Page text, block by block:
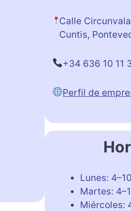
Calle
Cuntis,
+34 636 10 11
Perfil de
Lunes:
Martes:
Miércoles: